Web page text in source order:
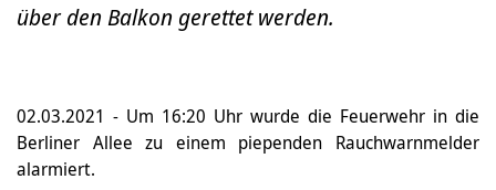
über den Balkon gerettet werden.
02.03.2021 - Um 16:20 Uhr wurde die Feuerwehr in die
Berliner Allee zu einem piependen Rauchwarnmelder
alarmiert.